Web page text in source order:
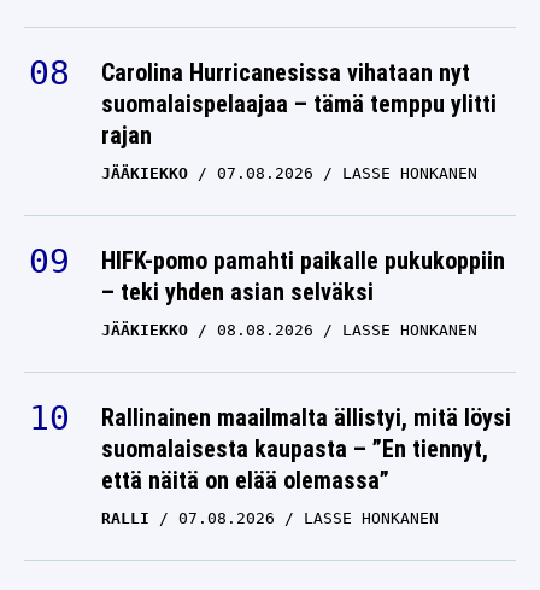
Carolina Hurricanesissa vihataan nyt
suomalaispelaajaa – tämä temppu ylitti
rajan
JÄÄKIEKKO 07.08.2026 LASSE HONKANEN
HIFK-pomo pamahti paikalle pukukoppiin
– teki yhden asian selväksi
JÄÄKIEKKO 08.08.2026 LASSE HONKANEN
Rallinainen maailmalta ällistyi, mitä löysi
suomalaisesta kaupasta – ”En tiennyt,
että näitä on elää olemassa”
RALLI 07.08.2026 LASSE HONKANEN